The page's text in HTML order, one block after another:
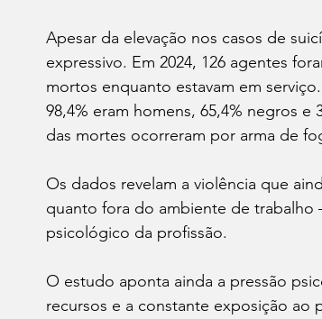
Apesar da elevação nos casos de
expressivo. Em 2024, 126 agentes
mortos enquanto estavam em
98,4% eram homens, 65,4% negros e
das mortes ocorreram por arma de
Os dados revelam a violência que
quanto fora do ambiente de
psicológico da profissão.
O estudo aponta ainda a pressão
recursos e a constante exposição